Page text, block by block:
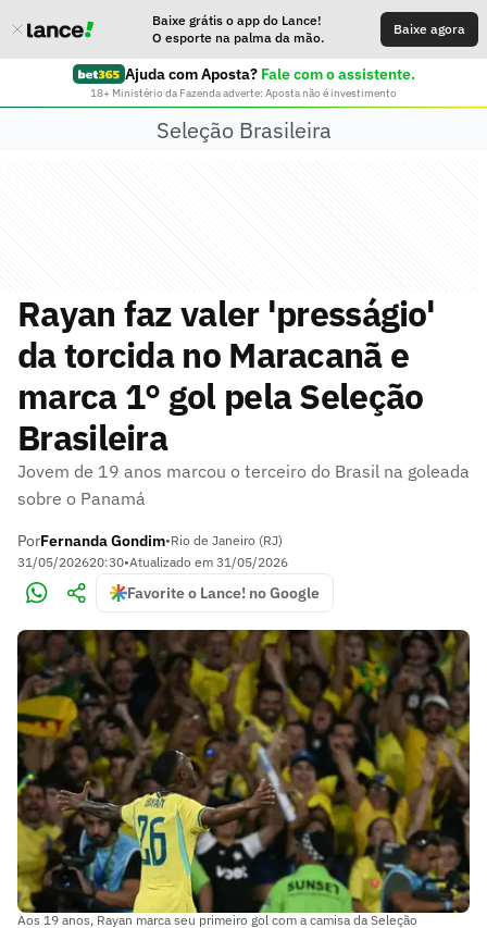
Baixe grátis o app do Lance!
O esporte na palma da mão.
Baixe agora
Ajuda com Aposta? Fale com o assistente.
18+ Ministério da Fazenda adverte: Aposta não é investimento
Seleção Brasileira
Rayan faz valer 'presságio'
da torcida no Maracanã e
marca 1° gol pela Seleção
Brasileira
Jovem de 19 anos marcou o terceiro do Brasil na goleada
sobre o Panamá
PorFernanda Gondim•Rio de Janeiro (RJ)
31/05/202620:30•Atualizado em 31/05/2026
Favorite o Lance! no Google
Aos 19 anos, Rayan marca seu primeiro gol com a camisa da Seleção